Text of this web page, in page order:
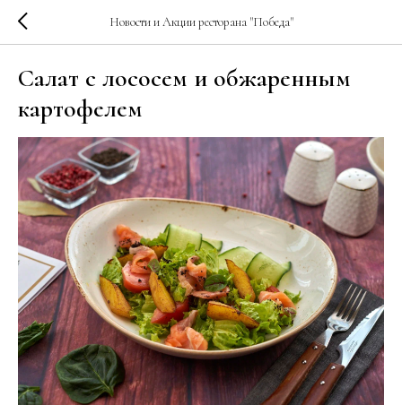
Новости и Акции ресторана "Победа"
Салат с лососем и обжаренным
картофелем